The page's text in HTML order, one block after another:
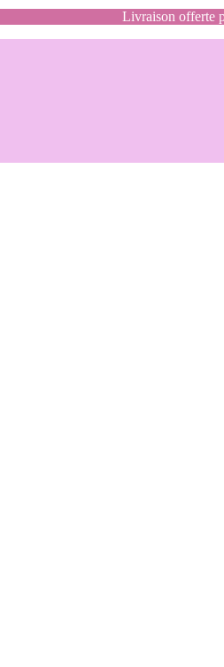
Livraison offerte